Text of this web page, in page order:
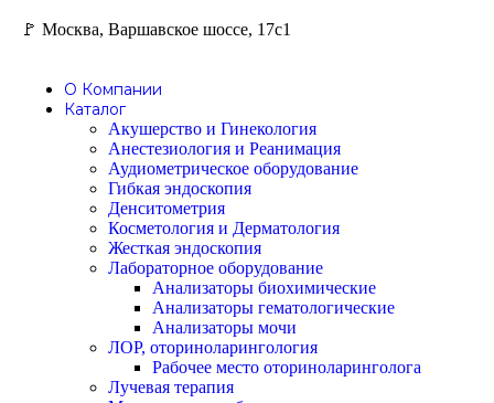
🚩 Москва, Варшавское шоссе, 17с1
О Компании
Каталог
Акушерство и Гинекология
Анестезиология и Реанимация
Аудиометрическое оборудование
Гибкая эндоскопия
Денситометрия
Косметология и Дерматология
Жесткая эндоскопия
Лабораторное оборудование
Анализаторы биохимические
Анализаторы гематологические
Анализаторы мочи
ЛОР, оториноларингология
Рабочее место оториноларинголога
Лучевая терапия